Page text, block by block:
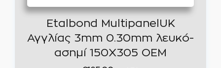
Etalbond MultipanelUK
Αγγλίας 3mm 0.30mm λευκό-
ασημί 150Χ305 OEM